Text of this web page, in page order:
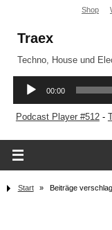
Shop
Traex
Techno, House und
Podcast Player #512-
Start » Beiträge